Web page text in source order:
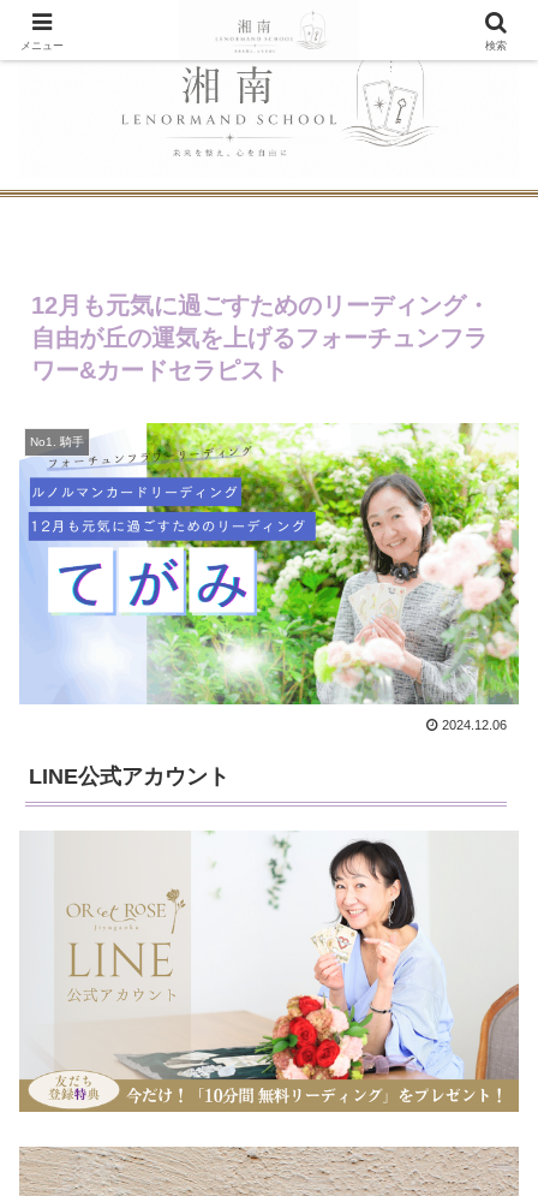
12月も元気に過ごすためのリーディング・
自由が丘の運気を上げるフォーチュンフラ
ワー&カードセラピスト
No1. 騎手
2024.12.06
LINE公式アカウント
メニュー 検索